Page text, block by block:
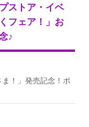
ストア・イベ
フェア！」お
♪
ま！」発売記念！ポ